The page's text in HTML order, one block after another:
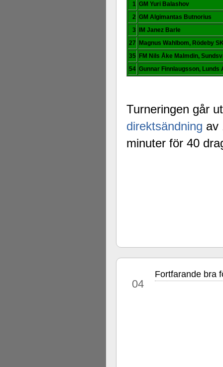
1 GM Yuri Balashov
2 GM Algimantas Butnorius
3
IM Janez Barle
27
Magnus Wahlbom, Rödeby
35 FM Nils Åke Malmdin,
54 Gunnar Finnlaugsson, Lunds
Turneringen går
direktsändning av
minuter för 40
04
Fortfarande bra